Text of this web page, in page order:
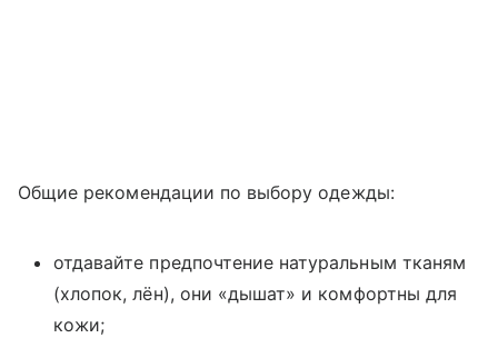
Общие рекомендации по выбору одежды:
отдавайте предпочтение натуральным тканям
(хлопок, лён), они «дышат» и комфортны для
кожи;